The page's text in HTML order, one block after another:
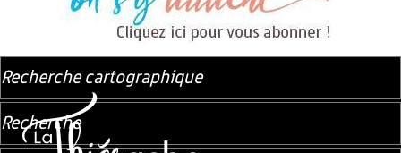
Recherche cartographique
Recherche